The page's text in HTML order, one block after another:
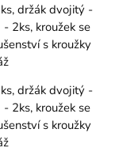
držák dvojitý -
2ks, kroužek se
s kroužky
držák dvojitý -
2ks, kroužek se
s kroužky